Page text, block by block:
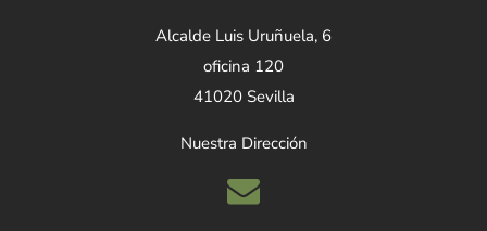
Alcalde Luis Uruñuela, 6
oficina 120
41020 Sevilla
Nuestra Dirección